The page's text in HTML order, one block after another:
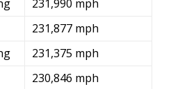
231,990 mph
231,877 mph
231,375 mph
230,846 mph